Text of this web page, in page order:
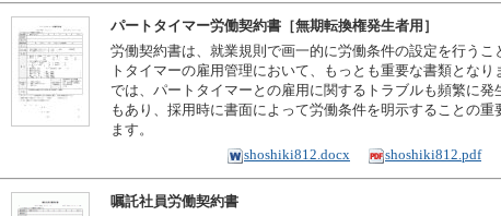
パートタイマー労働契約書［無期転換権発生者用］
労働契約書は、就業規則で画一的に労働条件の設定を行うこ
トタイマーの雇用管理において、もっとも重要な書類となり
では、パートタイマーとの雇用に関するトラブルも頻繁に発
もあり、採用時に書面によって労働条件を明示することの重
ます。
shoshiki812.docx
shoshiki812.pdf
嘱託社員労働契約書